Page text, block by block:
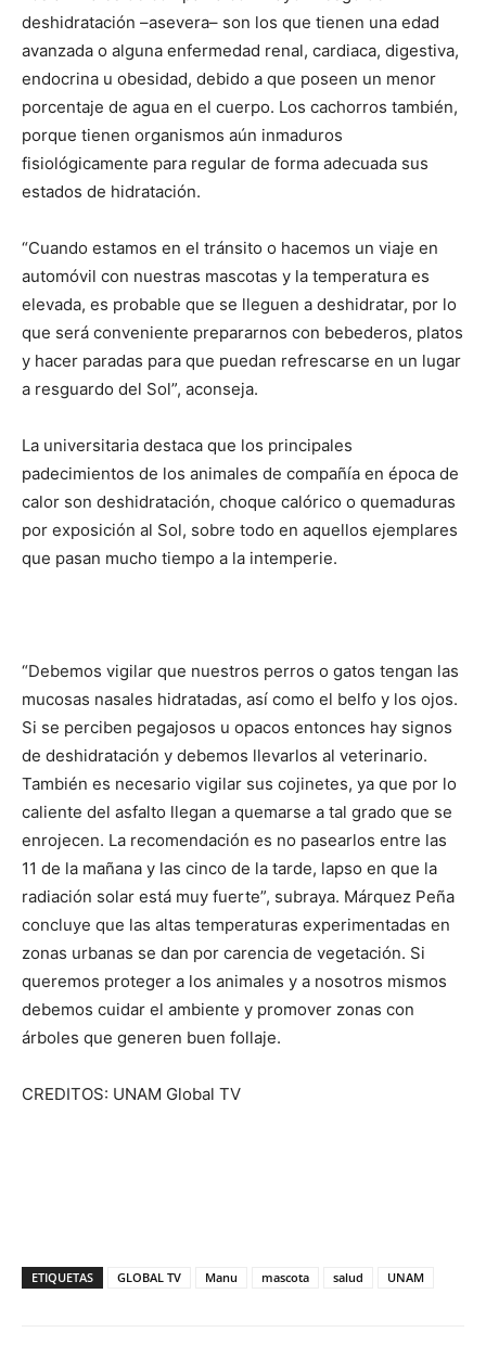
deshidratación –asevera– son los que tienen una edad
avanzada o alguna enfermedad renal, cardiaca, digestiva,
endocrina u obesidad, debido a que poseen un menor
porcentaje de agua en el cuerpo. Los cachorros también,
porque tienen organismos aún inmaduros
fisiológicamente para regular de forma adecuada sus
estados de hidratación.
“Cuando estamos en el tránsito o hacemos un viaje en
automóvil con nuestras mascotas y la temperatura es
elevada, es probable que se lleguen a deshidratar, por lo
que será conveniente prepararnos con bebederos, platos
y hacer paradas para que puedan refrescarse en un lugar
a resguardo del Sol”, aconseja.
La universitaria destaca que los principales
padecimientos de los animales de compañía en época de
calor son deshidratación, choque calórico o quemaduras
por exposición al Sol, sobre todo en aquellos ejemplares
que pasan mucho tiempo a la intemperie.
“Debemos vigilar que nuestros perros o gatos tengan las
mucosas nasales hidratadas, así como el belfo y los ojos.
Si se perciben pegajosos u opacos entonces hay signos
de deshidratación y debemos llevarlos al veterinario.
También es necesario vigilar sus cojinetes, ya que por lo
caliente del asfalto llegan a quemarse a tal grado que se
enrojecen. La recomendación es no pasearlos entre las
11 de la mañana y las cinco de la tarde, lapso en que la
radiación solar está muy fuerte”, subraya. Márquez Peña
concluye que las altas temperaturas experimentadas en
zonas urbanas se dan por carencia de vegetación. Si
queremos proteger a los animales y a nosotros mismos
debemos cuidar el ambiente y promover zonas con
árboles que generen buen follaje.
CREDITOS: UNAM Global TV
ETIQUETAS GLOBAL TV Manu mascota salud UNAM